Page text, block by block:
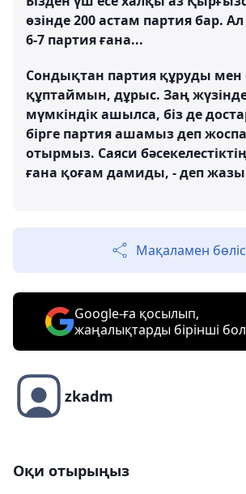
өзінде 200 астам партия бар. Ал
6-7 партия ғана...
Сондықтан партия құруды мен
құптаймын, дұрыс. Заң
мүмкіндік ашылса, біз де
бірге партия ашамыз деп
отырмыз. Саяси
ғана қоғам дамиды, - деп
Мақаламен
Google-ға қосылып,
жаңалықтарды бірінші
zkadm
Оқи отырыңыз